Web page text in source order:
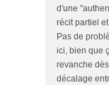
d'une
récit partiel
Pas de
ici, bien que
revanche
décalage